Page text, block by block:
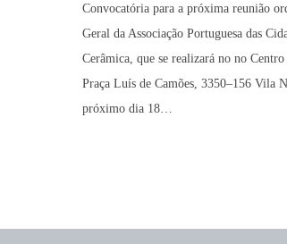
Convocatória para a próxima reunião
Geral da Associação Portuguesa das
Cerâmica, que se realizará no no
Praça Luís de Camões, 3350–156 Vila
próximo dia 18…